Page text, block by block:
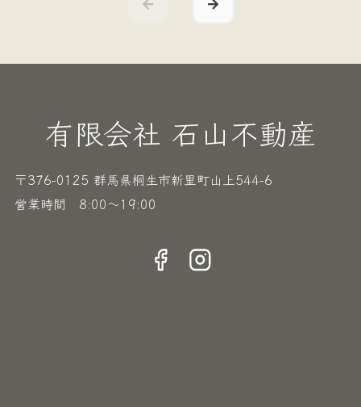
有限会社 石山不動産
〒376-0125 群馬県桐生市新里町山上544-6
営業時間 8:00〜19:00